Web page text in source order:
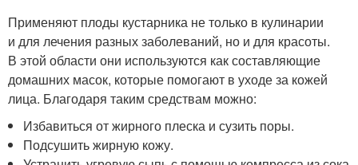
Применяют плоды кустарника не только в кулинарии
и для лечения разных заболеваний, но и для красоты.
В этой области они используются как составляющие
домашних масок, которые помогают в уходе за кожей
лица. Благодаря таким средствам можно:
Избавиться от жирного плеска и сузить поры.
Подсушить жирную кожу.